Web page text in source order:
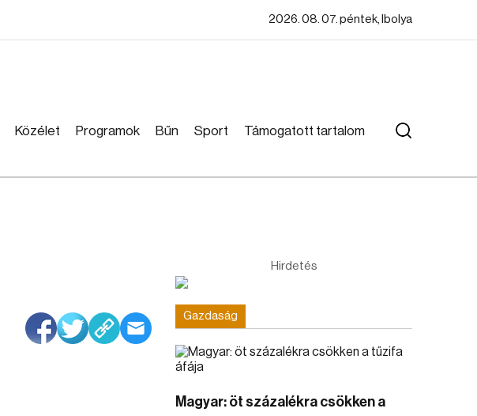
2026. 08. 07. péntek, Ibolya
Közélet Programok Bűn Sport Támogatott tartalom
Hirdetés
Gazdaság
Magyar: öt százalékra csökken a